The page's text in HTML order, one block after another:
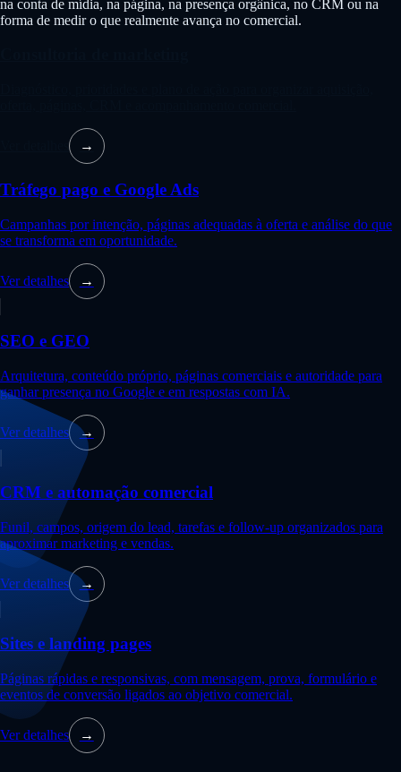
na conta de mídia, na página, na presença orgânica, no CRM ou na
forma de medir o que realmente avança no comercial.
→
Tráfego pago e Google Ads
Campanhas por intenção, páginas adequadas à oferta e análise do que
se transforma em oportunidade.
Ver detalhes →
SEO e GEO
Arquitetura, conteúdo próprio, páginas comerciais e autoridade para
ganhar presença no Google e em respostas com IA.
Ver detalhes →
CRM e automação comercial
Funil, campos, origem do lead, tarefas e follow-up organizados para
aproximar marketing e vendas.
Ver detalhes →
Sites e landing pages
Páginas rápidas e responsivas, com mensagem, prova, formulário e
eventos de conversão ligados ao objetivo comercial.
Ver detalhes →